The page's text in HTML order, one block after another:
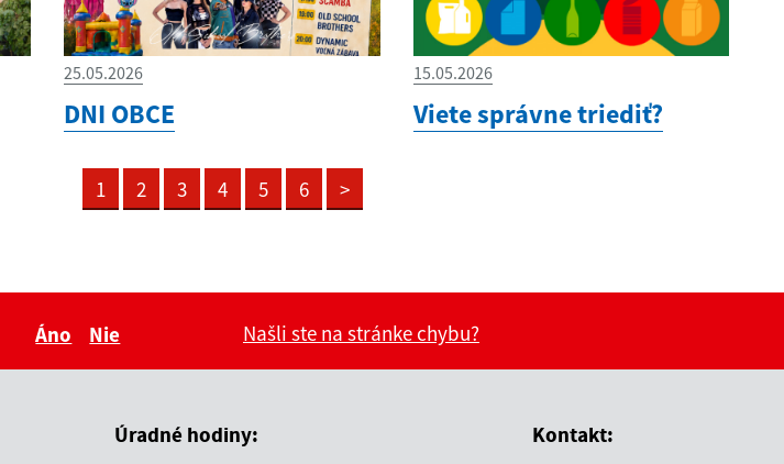
25.05.2026
DNI OBCE
15.05.2026
Viete správne triediť?
1 2 3 4 5 6 >
Áno
Nie
Našli ste na stránke chybu?
Úradné hodiny: Kontakt: